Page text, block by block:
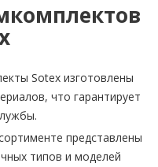
Sotex изготовлены
что гарантирует
представлены
типов и моделей